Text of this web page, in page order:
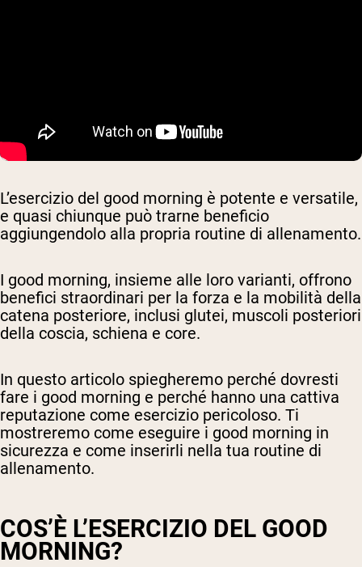
L’esercizio del good morning è potente e versatile,
e quasi chiunque può trarne beneficio
aggiungendolo alla propria routine di allenamento.
I good morning, insieme alle loro varianti, offrono
benefici straordinari per la forza e la mobilità della
catena posteriore, inclusi glutei, muscoli posteriori
della coscia, schiena e core.
In questo articolo spiegheremo perché dovresti
fare i good morning e perché hanno una cattiva
reputazione come esercizio pericoloso. Ti
mostreremo come eseguire i good morning in
sicurezza e come inserirli nella tua routine di
allenamento.
COS’È L’ESERCIZIO DEL GOOD
MORNING?